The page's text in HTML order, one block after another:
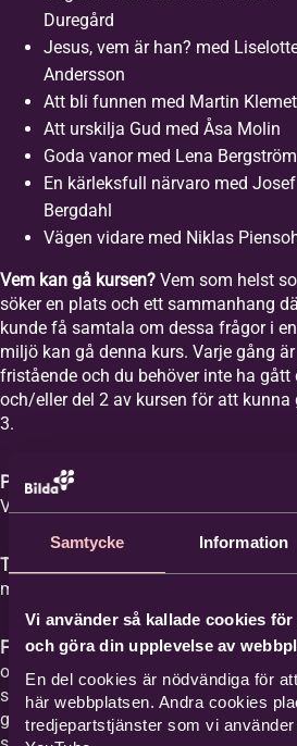
Samtycke Information
Vi använder så kallade cookies
och göra din upplevelse av
En del cookies är nödvändiga för
här webbplatsen. Andra cookies
tredjepartstjänster som vi
Duregård
Jesus, vem är han? med
Andersson
Att bli funnen med Martin
Att urskilja Gud med Åsa Molin
Goda vanor med Lena Bergström
En kärleksfull närvaro med Josef
Bergdahl
Vägen vidare med Niklas
Vem kan gå kursen? Vem som helst
söker en plats och ett sammanhang
kunde få samtala om dessa frågor i
miljö kan gå denna kurs. Varje gång är
fristående och du behöver inte ha gått
och/eller del 2 av kursen för att kunna
3.
Plats:Equmeniakyrkan Vikingstad,
Våghusgatan 1
Tid:
med start tisdagen den 1 september
Film med samtal:Varje gång har ett
och vi tittar på en film med ett
samtal mellan Britta Hermansson och
gäst där deras erfarenheter och